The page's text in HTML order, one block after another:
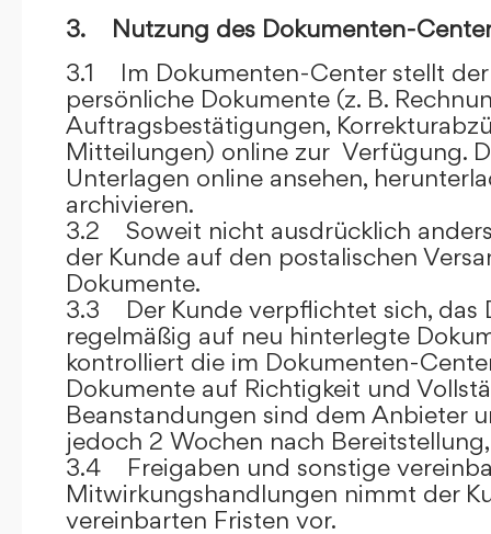
3. Nutzung des Dokumenten-
3.1 Im Dokumenten-Center stellt
persönliche Dokumente (z. B.
Auftragsbestätigungen,
Mitteilungen) online zur Verfügung.
Unterlagen online ansehen,
archivieren.
3.2 Soweit nicht ausdrücklich
der Kunde auf den postalischen
Dokumente.
3.3 Der Kunde verpflichtet sich, das
regelmäßig auf neu hinterlegte
kontrolliert die im Dokumenten-
Dokumente auf Richtigkeit und
Beanstandungen sind dem Anbieter
jedoch 2 Wochen nach
3.4 Freigaben und sonstige
Mitwirkungshandlungen nimmt der
vereinbarten Fristen vor.